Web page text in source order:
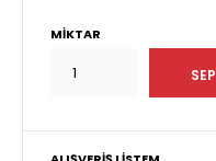
MIKTAR